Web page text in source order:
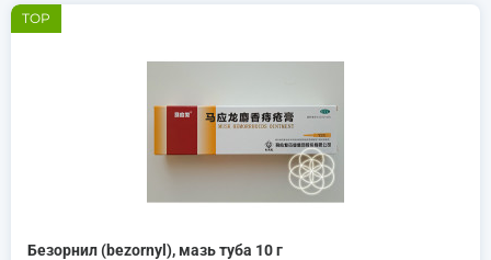
TOP
Безорнил (bezornyl), мазь туба 10 г